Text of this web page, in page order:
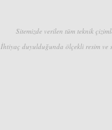
Sitemizde verilen tüm teknik
İhtiyaç duyulduğunda ölçekli resim ve